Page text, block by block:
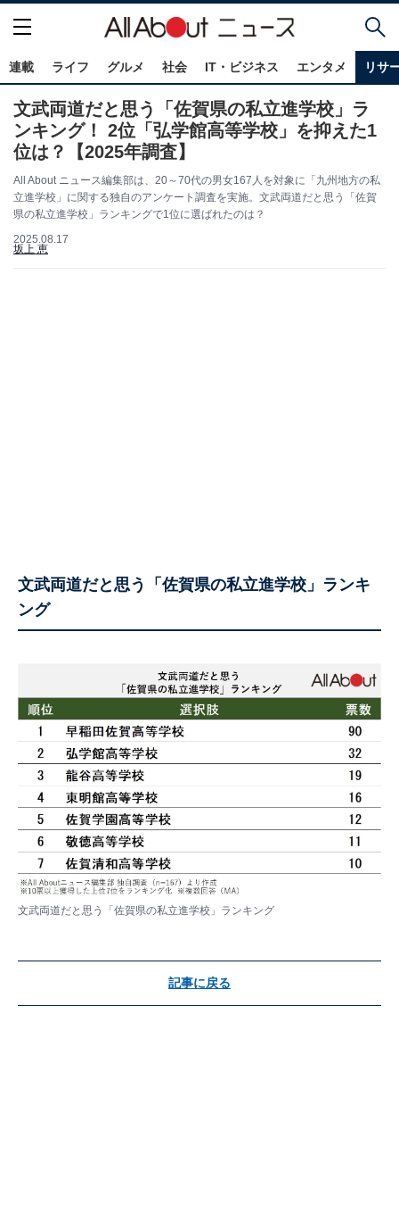
連載 ライフ グルメ 社会 IT・ビジネス エンタメ リサ
文武両道だと思う「佐賀県の私立進学校」ラ
ンキング！ 2位「弘学館高等学校」を抑えた1
位は？【2025年調査】
All About ニュース編集部は、20～70代の男女167人を対象に「九州地方の私
立進学校」に関する独自のアンケート調査を実施。文武両道だと思う「佐賀
県の私立進学校」ランキングで1位に選ばれたのは？
2025.08.17
坂上 恵
文武両道だと思う「佐賀県の私立進学校」ランキ
ング
文武両道だと思う「佐賀県の私立進学校」ランキング
記事に戻る